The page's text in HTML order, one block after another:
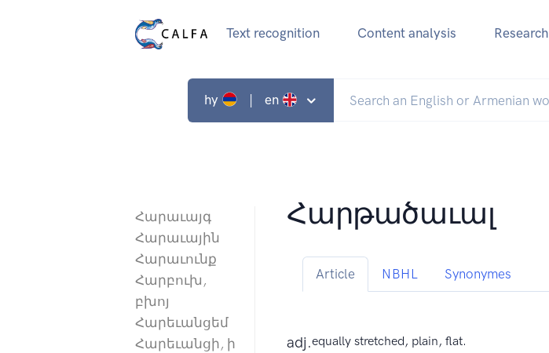
Text recognition Content analysis Research
hy | en
Հարաւայգ
Հարաւային
Հարաւունք
Հարբուխ,
բխոյ
Հարեւանցեմ
Հարեւանցի, ի
Հարթածաւալ
Article NBHL Synonymes
adj.equally stretched, plain, flat.